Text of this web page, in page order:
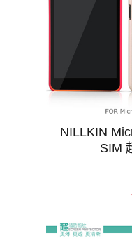
NILLKIN
SIM